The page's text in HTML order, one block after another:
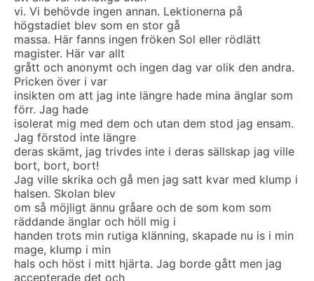
vi. Vi behövde ingen annan. Lektionerna på
högstadiet blev som en stor gå
massa. Här fanns ingen fröken Sol eller rödlätt
magister. Här var allt
grått och anonymt och ingen dag var olik den andra.
Pricken över i var
insikten om att jag inte längre hade mina änglar som
förr. Jag hade
isolerat mig med dem och utan dem stod jag ensam.
Jag förstod inte längre
deras skämt, jag trivdes inte i deras sällskap jag ville
bort, bort, bort!
Jag ville skrika och gå men jag satt kvar med klump i
halsen. Skolan blev
om så möjligt ännu gråare och de som kom som
räddande änglar och höll mig i
handen trots min rutiga klänning, skapade nu is i min
mage, klump i min
hals och höst i mitt hjärta. Jag borde gått men jag
accepterade det och